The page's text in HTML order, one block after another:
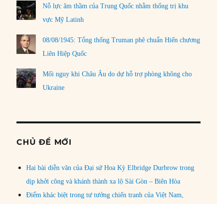
Nỗ lực âm thầm của Trung Quốc nhằm thống trị khu
vực Mỹ Latinh
08/08/1945: Tổng thống Truman phê chuẩn Hiến chương
Liên Hiệp Quốc
Mối nguy khi Châu Âu do dự hỗ trợ phòng không cho
Ukraine
CHỦ ĐỀ MỚI
Hai bài diễn văn của Đại sứ Hoa Kỳ Elbridge Durbrow trong
dịp khởi công và khánh thành xa lộ Sài Gòn – Biên Hòa
Điểm khác biệt trong tư tưởng chiến tranh của Việt Nam,